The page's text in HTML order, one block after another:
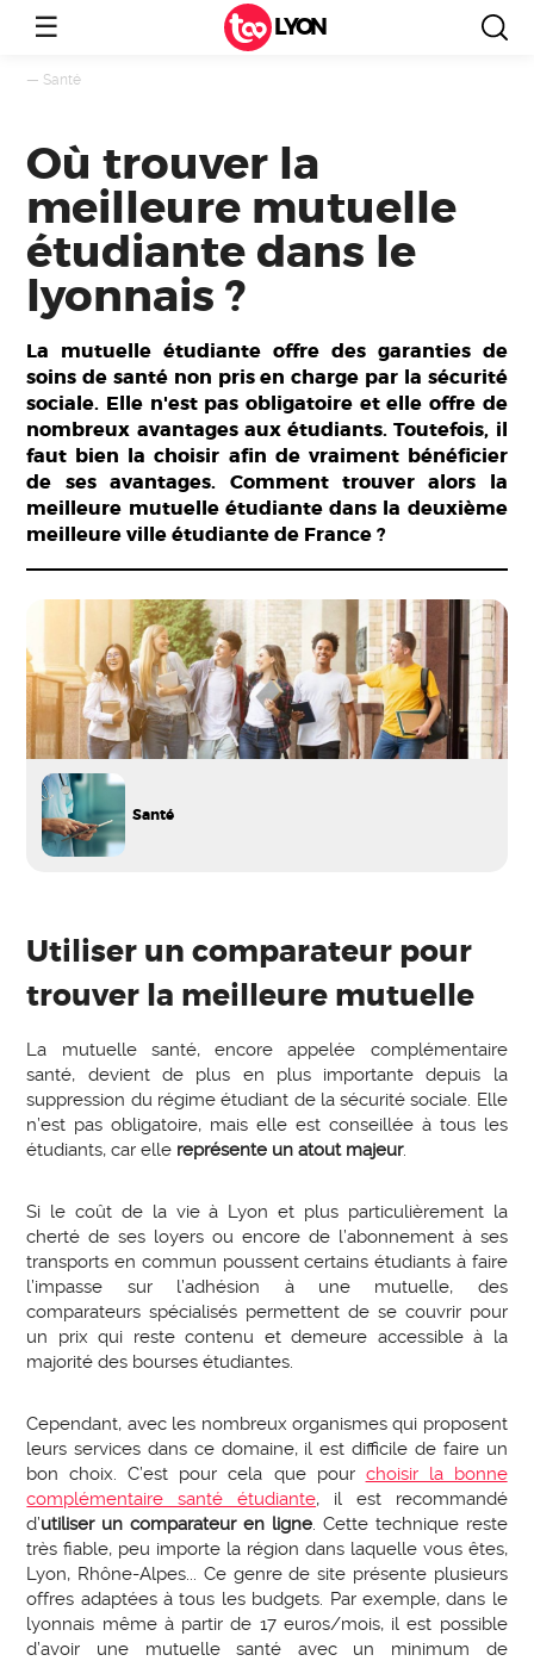
☰ LYON
— Santé
Où trouver la
meilleure mutuelle
étudiante dans le
lyonnais ?
La mutuelle étudiante offre des garanties de
soins de santé non pris en charge par la sécurité
sociale. Elle n'est pas obligatoire et elle offre de
nombreux avantages aux étudiants. Toutefois, il
faut bien la choisir afin de vraiment bénéficier
de ses avantages. Comment trouver alors la
meilleure mutuelle étudiante dans la deuxième
meilleure ville étudiante de France ?
Santé
Utiliser un comparateur pour
trouver la meilleure mutuelle
La mutuelle santé, encore appelée complémentaire
santé, devient de plus en plus importante depuis la
suppression du régime étudiant de la sécurité sociale. Elle
n’est pas obligatoire, mais elle est conseillée à tous les
étudiants, car elle représente un atout majeur.
Si le coût de la vie à Lyon et plus particulièrement la
cherté de ses loyers ou encore de l’abonnement à ses
transports en commun poussent certains étudiants à faire
l’impasse sur l’adhésion à une mutuelle, des
comparateurs spécialisés permettent de se couvrir pour
un prix qui reste contenu et demeure accessible à la
majorité des bourses étudiantes.
Cependant, avec les nombreux organismes qui proposent
leurs services dans ce domaine, il est difficile de faire un
bon choix. C’est pour cela que pour choisir la bonne
complémentaire santé étudiante, il est recommandé
d’utiliser un comparateur en ligne. Cette technique reste
très fiable, peu importe la région dans laquelle vous êtes,
Lyon, Rhône-Alpes... Ce genre de site présente plusieurs
offres adaptées à tous les budgets. Par exemple, dans le
lyonnais même à partir de 17 euros/mois, il est possible
d’avoir une mutuelle santé avec un minimum de